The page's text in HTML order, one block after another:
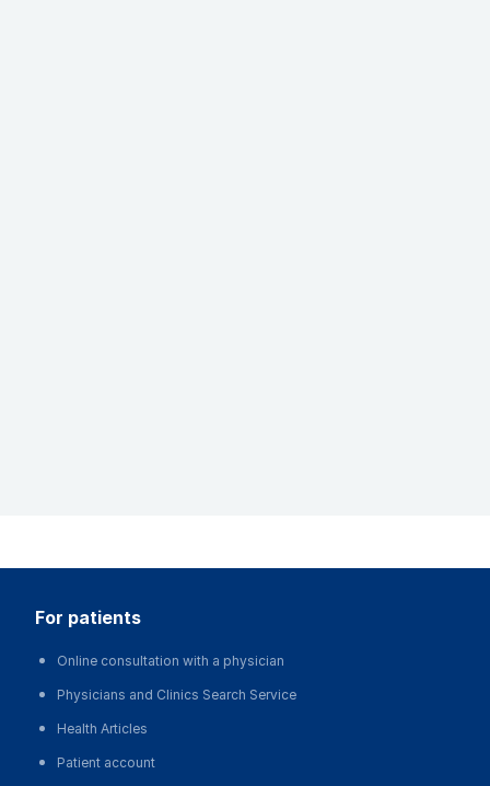
for patients
Online consultation with a physician
Physicians and Clinics Search Service
Health Articles
Patient account